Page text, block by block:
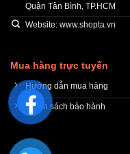
Quận Tân Bình, TP.HCM
Website: www.shopta.vn
Mua hàng trực tuyến
Hướng dẫn mua hàng
Chính sách bảo hành